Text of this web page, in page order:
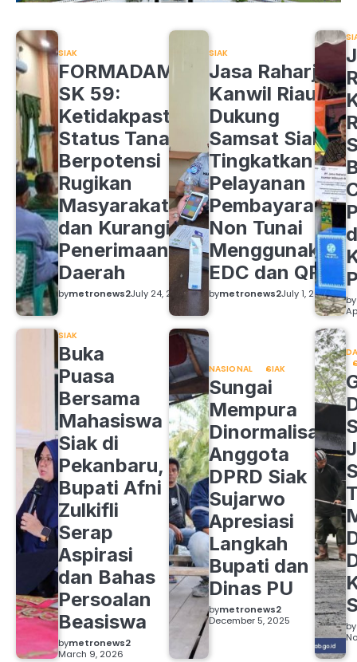
SIAK
FORMADAM
SK 59:
Ketidakpastian
Status Tanah
Berpotensi
Rugikan
Masyarakat
dan Kurangi
Penerimaan
Daerah
bymetronews2July 24, 2026
SIAK
Jasa Raharja
Kanwil Riau
Dukung
Samsat Siak
Tingkatkan
Pelayanan
Pembayaran
Non Tunai
Menggunakan
EDC dan QRIS
bymetronews2July 1, 2026 by
SIAK
Buka
Puasa
Bersama
Mahasiswa
Siak di
Pekanbaru,
Bupati Afni
Zulkifli
Serap
Aspirasi
dan Bahas
Persoalan
Beasiswa
bymetronews2
March 9, 2026
NASIONAL SIAK
Sungai
Mempura
Dinormalisasi,
Anggota
DPRD Siak
Sujarwo
Apresiasi
Langkah
Bupati dan
Dinas PU
bymetronews2
December 5, 2025
by